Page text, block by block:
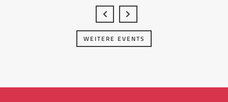
WEITERE EVENTS